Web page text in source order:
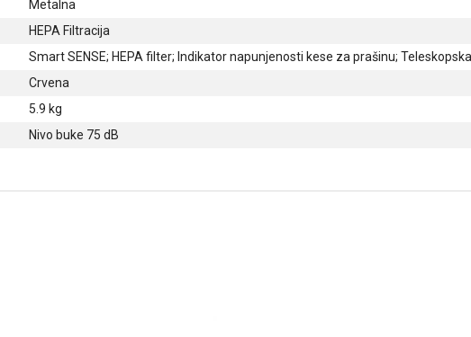
Metalna
HEPA Filtracija
Smart SENSE; HEPA filter; Indikator napunjenosti kese za prašinu;
Crvena
5.9 kg
Nivo buke 75 dB